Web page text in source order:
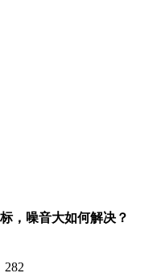
，噪音大如何解决？
282